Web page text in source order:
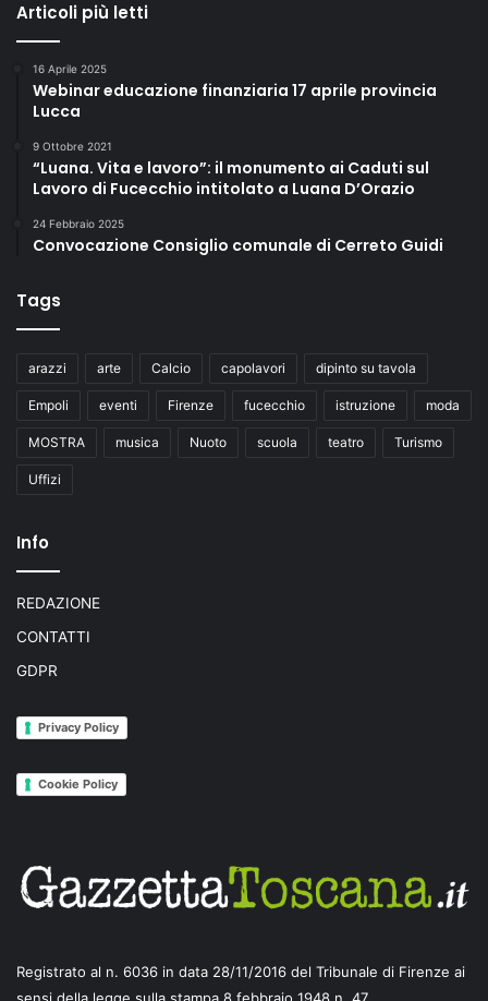
Articoli più letti
16 Aprile 2025
Webinar educazione finanziaria 17 aprile provincia
Lucca
9 Ottobre 2021
“Luana. Vita e lavoro”: il monumento ai Caduti sul
Lavoro di Fucecchio intitolato a Luana D’Orazio
24 Febbraio 2025
Convocazione Consiglio comunale di Cerreto Guidi
Tags
arazzi arte Calcio capolavori dipinto su tavola
Empoli eventi Firenze fucecchio istruzione moda
MOSTRA musica Nuoto scuola teatro Turismo
Uffizi
Info
REDAZIONE
CONTATTI
GDPR
Privacy Policy
Cookie Policy
Registrato al n. 6036 in data 28/11/2016 del Tribunale di Firenze ai
sensi della legge sulla stampa 8 febbraio 1948 n. 47.